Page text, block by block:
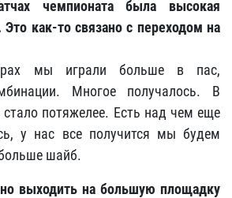
чемпионата была высокая
Это как-то связано с переходом на
мы играли больше в пас,
Многое получалось. В
стало потяжелее. Есть над чем еще
у нас все получится мы будем
шайб.
выходить на большую площадку